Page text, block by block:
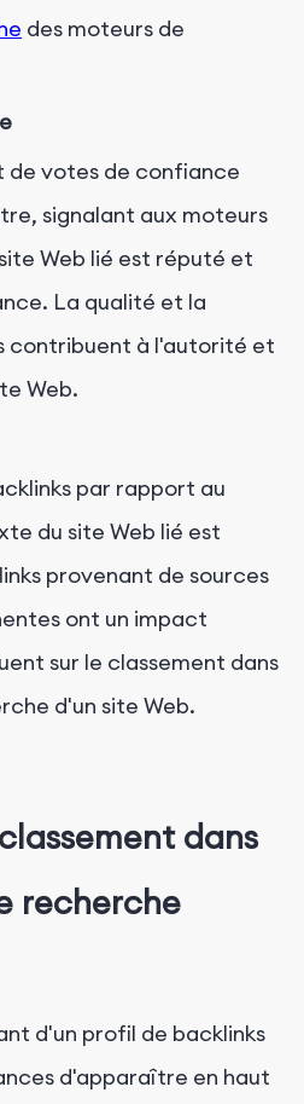
des moteurs de
de votes de confiance
signalant aux moteurs
Web lié est réputé et
La qualité et la
contribuent à l'autorité et
Web.
par rapport au
du site Web lié est
provenant de sources
ont un impact
sur le classement dans
d'un site Web.
dans
recherche
d'un profil de backlinks
d'apparaître en haut